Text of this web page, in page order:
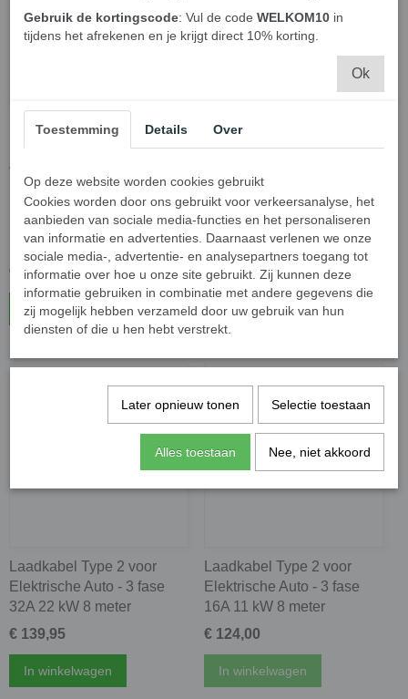
Laadkabel Type 2 naar
Auto, E-scooter - 1 fase
16A 3,7 kW 0,5 meter
€ 42,95
In winkelwagen
Mobiele Thuislader Type 2-
fase 10 meter kabel - 230V
EV-oplader met LCD
Digitaal Display - Voor
Elektrische Auto's
€ 139,95
In winkelwagen
Laadkabel Type 2 voor
Elektrische Auto - 3 fase
32A 22 kW 8 meter
€ 139,95
In winkelwagen
Laadkabel Type 2 voor
Elektrische Auto - 3 fase
16A 11 kW 8 meter
€ 124,00
In winkelwagen
Gebruik de kortingscode: Vul de code WELKOM10 in
tijdens het afrekenen en je krijgt direct 10% korting.
Ok
Toestemming Details Over
Op deze website worden cookies gebruikt
Cookies worden door ons gebruikt voor verkeersanalyse, het
aanbieden van sociale media-functies en het personaliseren
van informatie en advertenties. Daarnaast verlenen we onze
sociale media-, advertentie- en analysepartners toegang tot
informatie over hoe u onze site gebruikt. Zij kunnen deze
informatie gebruiken in combinatie met andere gegevens die
zij mogelijk hebben verzameld door uw gebruik van hun
diensten of die u hen hebt verstrekt.
Later opnieuw tonen Selectie toestaan
Alles toestaan Nee, niet akkoord